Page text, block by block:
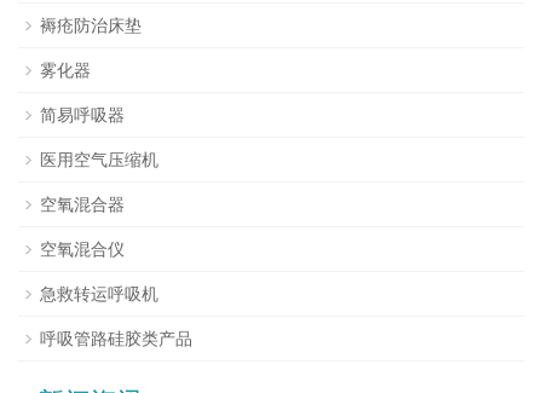
褥疮防治床垫
雾化器
简易呼吸器
医用空气压缩机
空氧混合器
空氧混合仪
急救转运呼吸机
呼吸管路硅胶类产品